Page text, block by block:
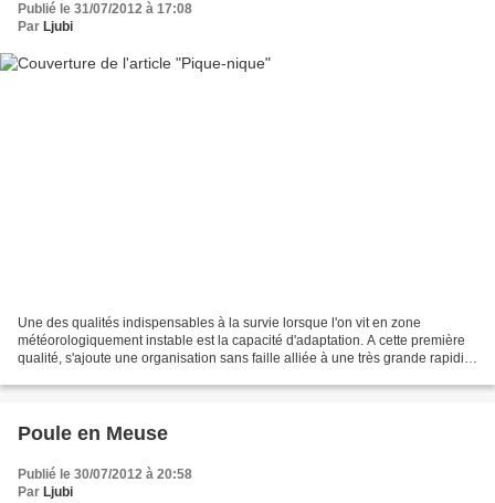
Publié le 31/07/2012 à 17:08
Par Ljubi
Une des qualités indispensables à la survie lorsque l'on vit en zone
météorologiquement instable est la capacité d'adaptation. A cette première
qualité, s'ajoute une organisation sans faille alliée à une très grande rapidité
Poule en Meuse
Publié le 30/07/2012 à 20:58
Par Ljubi